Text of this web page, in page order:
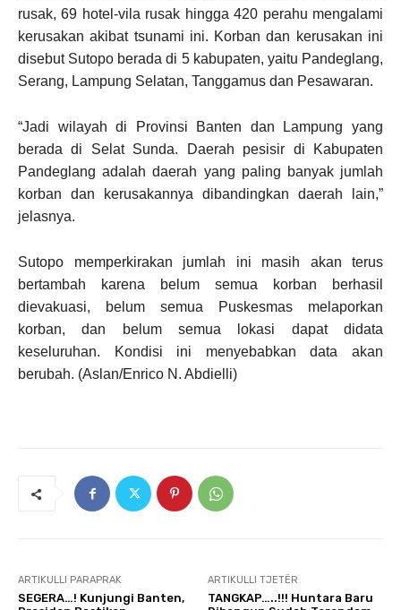
rusak, 69 hotel-vila rusak hingga 420 perahu mengalami
kerusakan akibat tsunami ini. Korban dan kerusakan ini
disebut Sutopo berada di 5 kabupaten, yaitu Pandeglang,
Serang, Lampung Selatan, Tanggamus dan Pesawaran.
“Jadi wilayah di Provinsi Banten dan Lampung yang
berada di Selat Sunda. Daerah pesisir di Kabupaten
Pandeglang adalah daerah yang paling banyak jumlah
korban dan kerusakannya dibandingkan daerah lain,”
jelasnya.
Sutopo memperkirakan jumlah ini masih akan terus
bertambah karena belum semua korban berhasil
dievakuasi, belum semua Puskesmas melaporkan
korban, dan belum semua lokasi dapat didata
keseluruhan. Kondisi ini menyebabkan data akan
berubah. (Aslan/Enrico N. Abdielli)
ARTIKULLI PARAPRAK
SEGERA…! Kunjungi Banten,
ARTIKULLI TJETËR
TANGKAP…..!!! Huntara Baru